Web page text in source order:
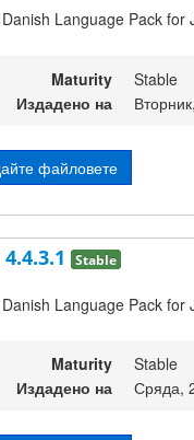
Language Pack for
Maturity
Stable
Издадено на
файловете
Stable
Language Pack for
Maturity
Stable
Издадено на
Сряда,